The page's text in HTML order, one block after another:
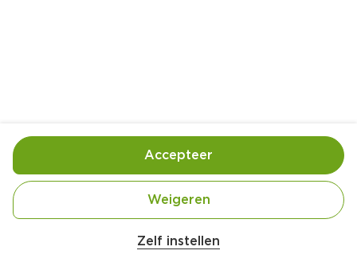
800 ml volle melk
150 gram + 4 eetlepels kristalsuiker
Zelf instellen
Weigeren
Accepteer